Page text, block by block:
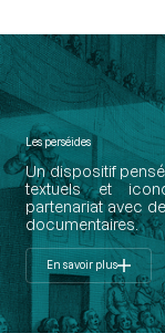
Les perséides
Un dispositif
textuels et
partenariat avec
documentaires.
En savoir plus